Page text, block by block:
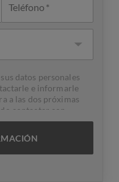
Teléfono
datos personales
e informarle
a las dos próximas
contactar con
(WhatsAppy/o
siendo
información y/o